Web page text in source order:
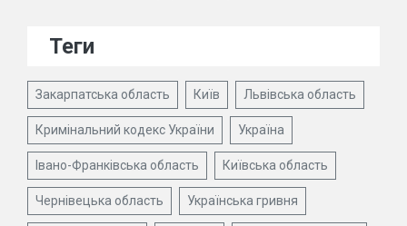
Теги
Закарпатська область Київ Львівська область
Кримінальний кодекс України Україна
Івано-Франківська область Київська область
Чернівецька область Українська гривня